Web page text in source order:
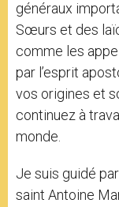
généraux
Sœurs et des
comme les
par l’esprit
vos origines et
continuez à
monde.
Je suis guidé
saint Antoine